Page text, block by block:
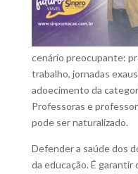
cenário preocupante:
trabalho, jornadas
adoecimento da
Professoras e
pode ser naturalizado.
Defender a saúde dos
da educação. É